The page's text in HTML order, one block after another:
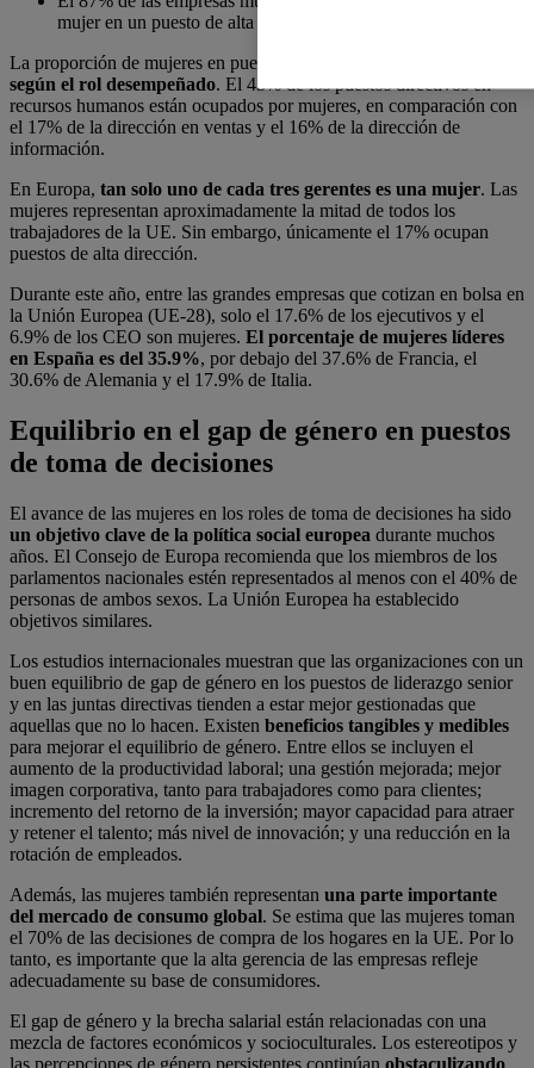
mujer en un puesto de alta dirección en 2019.
La proporción de mujeres en puestos de gran liderazgo
según el rol desempeñado. El 43% de los puestos directivos en
recursos humanos están ocupados por mujeres, en comparación con
el 17% de la dirección en ventas y el 16% de la dirección de
información.
En Europa, tan solo uno de cada tres gerentes es una mujer. Las
mujeres representan aproximadamente la mitad de todos los
trabajadores de la UE. Sin embargo, únicamente el 17% ocupan
puestos de alta dirección.
Durante este año, entre las grandes empresas que cotizan en bolsa en
la Unión Europea (UE-28), solo el 17.6% de los ejecutivos y el
6.9% de los CEO son mujeres. El porcentaje de mujeres líderes
en España es del 35.9%, por debajo del 37.6% de Francia, el
30.6% de Alemania y el 17.9% de Italia.
Equilibrio en el gap de género en puestos
de toma de decisiones
El avance de las mujeres en los roles de toma de decisiones ha sido
un objetivo clave de la política social europea durante muchos
años. El Consejo de Europa recomienda que los miembros de los
parlamentos nacionales estén representados al menos con el 40% de
personas de ambos sexos. La Unión Europea ha establecido
objetivos similares.
Los estudios internacionales muestran que las organizaciones con un
buen equilibrio de gap de género en los puestos de liderazgo senior
y en las juntas directivas tienden a estar mejor gestionadas que
aquellas que no lo hacen. Existen beneficios tangibles y medibles
para mejorar el equilibrio de género. Entre ellos se incluyen el
aumento de la productividad laboral; una gestión mejorada; mejor
imagen corporativa, tanto para trabajadores como para clientes;
incremento del retorno de la inversión; mayor capacidad para atraer
y retener el talento; más nivel de innovación; y una reducción en la
rotación de empleados.
Además, las mujeres también representan una parte importante
del mercado de consumo global. Se estima que las mujeres toman
el 70% de las decisiones de compra de los hogares en la UE. Por lo
tanto, es importante que la alta gerencia de las empresas refleje
adecuadamente su base de consumidores.
El gap de género y la brecha salarial están relacionadas con una
mezcla de factores económicos y socioculturales. Los estereotipos y
las percepciones de género persistentes continúan obstaculizando